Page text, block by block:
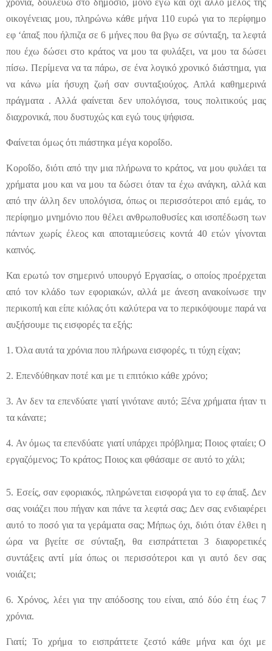
χρόνια, δουλεύω στο δημόσιο, μόνο εγώ και όχι άλλο μέλος της
οικογένειας μου, πληρώνω κάθε μήνα 110 ευρώ για το περίφημο
εφ ‘άπαξ που ήλπιζα σε 6 μήνες που θα βγω σε σύνταξη, τα λεφτά
που έχω δώσει στο κράτος να μου τα φυλάξει, να μου τα δώσει
πίσω. Περίμενα να τα πάρω, σε ένα λογικό χρονικό διάστημα, για
να κάνω μία ήσυχη ζωή σαν συνταξιούχος. Απλά καθημερινά
πράγματα . Αλλά φαίνεται δεν υπολόγισα, τους πολιτικούς μας
διαχρονικά, που δυστυχώς και εγώ τους ψήφισα.
Φαίνεται όμως ότι πιάστηκα μέγα κοροΐδο.
Κοροΐδο, διότι από την μια πλήρωνα το κράτος, να μου φυλάει τα
χρήματα μου και να μου τα δώσει όταν τα έχω ανάγκη, αλλά και
από την άλλη δεν υπολόγισα, όπως οι περισσότεροι από εμάς, το
περίφημο μνημόνιο που θέλει ανθρωποθυσίες και ισοπέδωση των
πάντων χωρίς έλεος και αποταμιεύσεις κοντά 40 ετών γίνονται
καπνός.
Και ερωτώ τον σημερινό υπουργό Εργασίας, ο οποίος προέρχεται
από τον κλάδο των εφοριακών, αλλά με άνεση ανακοίνωσε την
περικοπή και είπε κιόλας ότι καλύτερα να το περικόψουμε παρά να
αυξήσουμε τις εισφορές τα εξής:
1. Όλα αυτά τα χρόνια που πλήρωνα εισφορές, τι τύχη είχαν;
2. Επενδύθηκαν ποτέ και με τι επιτόκιο κάθε χρόνο;
3. Αν δεν τα επενδύατε γιατί γινότανε αυτό; Ξένα χρήματα ήταν τι
τα κάνατε;
4. Αν όμως τα επενδύατε γιατί υπάρχει πρόβλημα; Ποιος φταίει; Ο
εργαζόμενος; Το κράτος; Ποιος και φθάσαμε σε αυτό το χάλι;
5. Εσείς, σαν εφοριακός, πληρώνεται εισφορά για το εφ άπαξ. Δεν
σας νοιάζει που πήγαν και πάνε τα λεφτά σας; Δεν σας ενδιαφέρει
αυτό το ποσό για τα γεράματα σας; Μήπως όχι, διότι όταν έλθει η
ώρα να βγείτε σε σύνταξη, θα εισπράττεται 3 διαφορετικές
συντάξεις αντί μία όπως οι περισσότεροι και γι αυτό δεν σας
νοιάζει;
6. Χρόνος, λέει για την απόδοσης του είναι, από δύο έτη έως 7
χρόνια.
Γιατί; Το χρήμα το εισπράττετε ζεστό κάθε μήνα και όχι με